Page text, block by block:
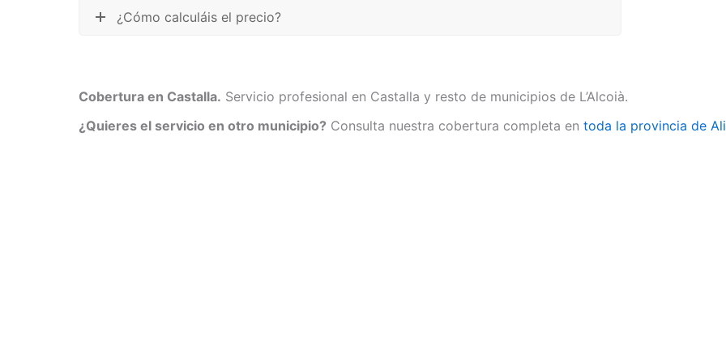
¿Cómo calculáis el precio?
Cobertura en Castalla. Servicio profesional en Castalla y resto de municipios de L’Alcoià.
¿Quieres el servicio en otro municipio? Consulta nuestra cobertura completa en toda la provincia de